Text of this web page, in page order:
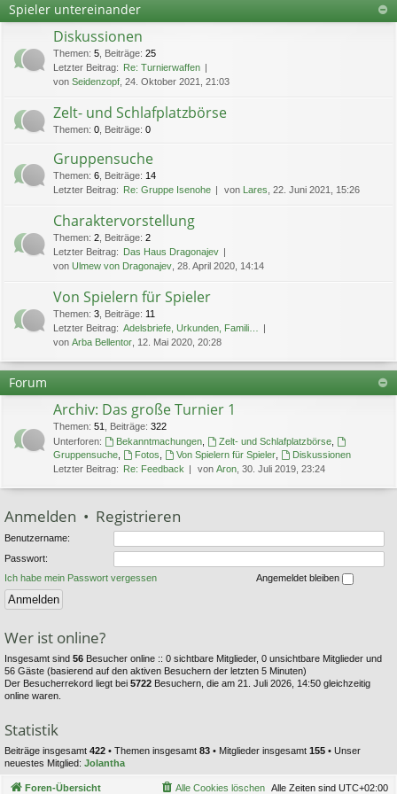
Spieler untereinander
Diskussionen
Themen: 5 Beiträge: 25
Letzter Beitrag: Re: Turnierwaffen
von Seidenzopf , 24. Oktober 2021, 21:03
Zelt- und Schlafplatzbörse
Themen: 0 Beiträge: 0
Gruppensuche
Themen: 6 Beiträge: 14
Letzter Beitrag: Re: Gruppe Isenohe von Lares , 22. Juni 2021, 15:26
Charaktervorstellung
Themen: 2 Beiträge: 2
Letzter Beitrag: Das Haus Dragonajev
von Ulmew von Dragonajev , 28. April 2020, 14:14
Von Spielern für Spieler
Themen: 3 Beiträge: 11
Letzter Beitrag: Adelsbriefe, Urkunden, Famili…
von Arba Bellentor , 12. Mai 2020, 20:28
Forum
Archiv: Das große Turnier 1
Themen: 51 Beiträge: 322
Unterforen:
Bekanntmachungen, Zelt- und Schlafplatzbörse,
Gruppensuche
Fotos Von Spielern für Spieler,
Diskussionen
Letzter Beitrag: Re: Feedback von Aron , 30. Juli 2019, 23:24
Anmelden • Registrieren
Benutzername:
Passwort:
Ich habe mein Passwort vergessen
Angemeldet bleiben
Wer ist online?
Insgesamt sind 56 Besucher online :: 0 sichtbare Mitglieder, 0 unsichtbare Mitglieder und
56 Gäste (basierend auf den aktiven Besuchern der letzten 5 Minuten)
Der Besucherrekord liegt bei 5722 Besuchern, die am 21. Juli 2026, 14:50 gleichzeitig
online waren.
Statistik
Beiträge insgesamt 422 • Themen insgesamt 83 • Mitglieder insgesamt 155 • Unser
neuestes Mitglied: Jolantha
Foren-Übersicht Alle Zeiten sind UTC+02:00
Alle Cookies löschen